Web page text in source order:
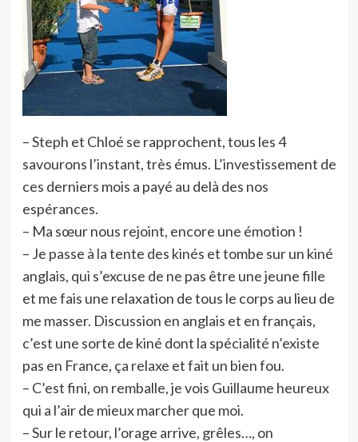
– Steph et Chloé se rapprochent, tous les 4
savourons l’instant, très émus. L’investissement de
ces derniers mois a payé au delà des nos
espérances.
– Ma sœur nous rejoint, encore une émotion !
– Je passe à la tente des kinés et tombe sur un kiné
anglais, qui s’excuse de ne pas être une jeune fille
et me fais une relaxation de tous le corps au lieu de
me masser. Discussion en anglais et en français,
c’est une sorte de kiné dont la spécialité n’existe
pas en France, ça relaxe et fait un bien fou.
– C’est fini, on remballe, je vois Guillaume heureux
qui a l’air de mieux marcher que moi.
– Sur le retour, l’orage arrive, grêles…, on